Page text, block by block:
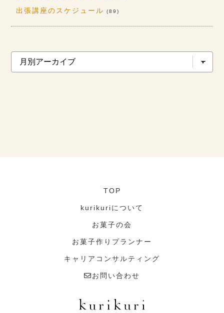
出張講座のスケジュール (89)
TOP
kurikuriについて
お菓子の会
お菓子作りプランナー
キャリアコンサルティング
お問い合わせ